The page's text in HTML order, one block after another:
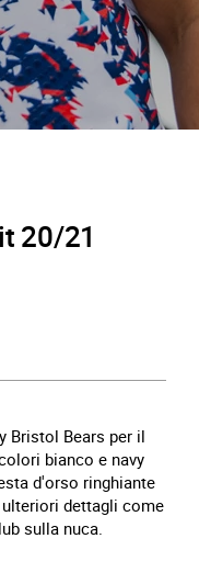
20/21
Bristol Bears per il
bianco e navy
d'orso ringhiante
dettagli come
sulla nuca.